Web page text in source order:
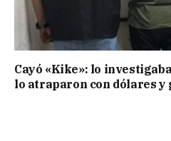
Cayó «Kike»: lo
lo atraparon con dólares y